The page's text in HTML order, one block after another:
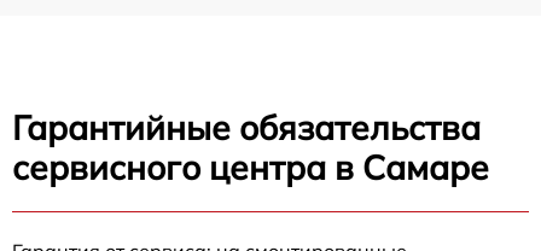
Гарантийные обязательства
сервисного центра в Самаре